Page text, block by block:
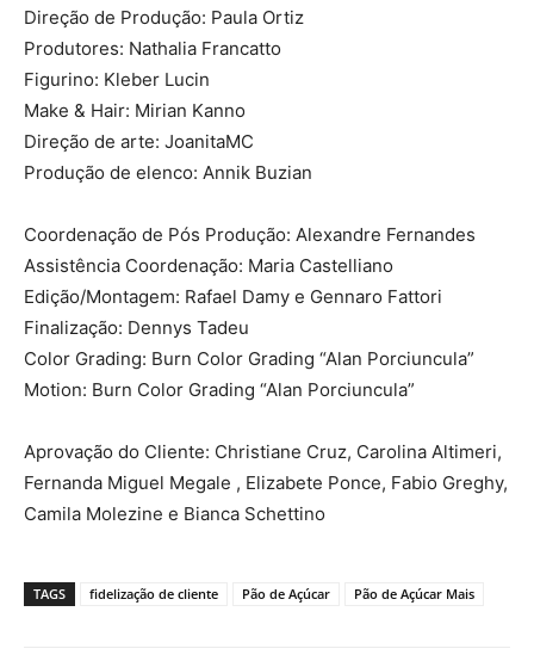
Direção de Produção: Paula Ortiz
Produtores: Nathalia Francatto
Figurino: Kleber Lucin
Make & Hair: Mirian Kanno
Direção de arte: JoanitaMC
Produção de elenco: Annik Buzian
Coordenação de Pós Produção: Alexandre Fernandes
Assistência Coordenação: Maria Castelliano
Edição/Montagem: Rafael Damy e Gennaro Fattori
Finalização: Dennys Tadeu
Color Grading: Burn Color Grading “Alan Porciuncula”
Motion: Burn Color Grading “Alan Porciuncula”
Aprovação do Cliente: Christiane Cruz, Carolina Altimeri,
Fernanda Miguel Megale , Elizabete Ponce, Fabio Greghy,
Camila Molezine e Bianca Schettino
TAGS fidelização de cliente Pão de Açúcar Pão de Açúcar Mais